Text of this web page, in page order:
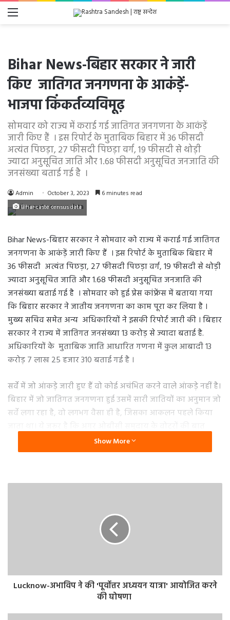
Menu
Bihar News-बिहार सरकार ने जारी
किए जातिगत जनगणना के आकंड़ें-
भाजपा किंकर्तव्यविमूढ़
सोमवार को राज्य में कराई गई जातिगत जनगणना के आकंड़ें
जारी किए हैं । इस रिपोर्ट के मुताबिक बिहार में 36 फीसदी
अत्यंत पिछड़ा, 27 फीसदी पिछड़ा वर्ग, 19 फीसदी से थोड़ी
ज्यादा अनुसूचित जाति और 1.68 फीसदी अनुसूचित जनजाति की
जनसंख्या बताई गई है ।
Admin October 3, 2023 6 minutes read
Bihar caste census data
Bihar News-बिहार सरकार ने सोमवार को राज्य में कराई गई जातिगत
जनगणना के आकंड़ें जारी किए हैं । इस रिपोर्ट के मुताबिक बिहार में
36 फीसदी अत्यंत पिछड़ा, 27 फीसदी पिछड़ा वर्ग, 19 फीसदी से थोड़ी
ज्यादा अनुसूचित जाति और 1.68 फीसदी अनुसूचित जनजाति की
जनसंख्या बताई गई है । सोमवार को हुई प्रेस कांफ्रेंस में बताया गया
कि बिहार सरकार ने जातीय जनगणना का काम पूरा कर लिया है ।
मुख्य सचिव समेत अन्य अधिकारियों ने इसकी रिपोर्ट जारी की । बिहार
सरकार ने राज्य में जातिगत जनसंख्या 13 करोड़ से ज्यादा बताई है.
अधिकारियों के मुताबिक जाति आधारित गणना में कुल आबादी 13
करोड़ 7 लाख 25 हजार 310 बताई गई है ।
सर्वे में जो आंकड़े जारी हुए हैं वो कोई अचंभित करने वाले आंकड़े नहीं है।
बिहार में जो जातिगत जनगणना हुई उसमें सारी जातियों का अनुमान जो
सर्वे लगा रहा है, वो लगभग वैसा ही है, जिसका आकलन पहले किया
करें, जनसंख्या की बात करें, तो उसमें सर्वे के हिसाब से जातिगत
जनगणना जो बिहार में हुई है, उसमें कुछ इजाफा होता हुआ दिखाई
वाली चीज़ या अचंभित करने वाले आंकड़े दिखाई नहीं पड़ते।
बसपा सुप्रीमो मायावती ने एनडीए और इंडिया गठबंधन से
चुनावी गठबंधन कर लिया। आगामी लोकसभा चुनाव में
छोटे दलों के साथ यदि बसपा का गठबंधन होता है, तो हैरत
की बात नहीं होगी।#BSP
Show More
Lucknow-अभाविप ने की 'पूर्वोत्तर अध्ययन यात्रा' आयोजित करने
की घोषणा